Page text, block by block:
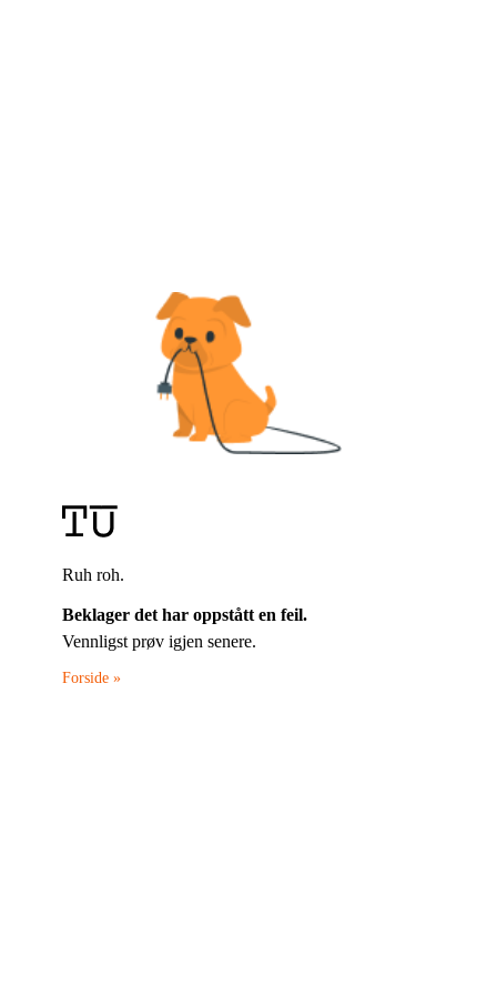
Ruh roh.
Beklager det har oppstått en feil.
Vennligst prøv igjen senere.
Forside »